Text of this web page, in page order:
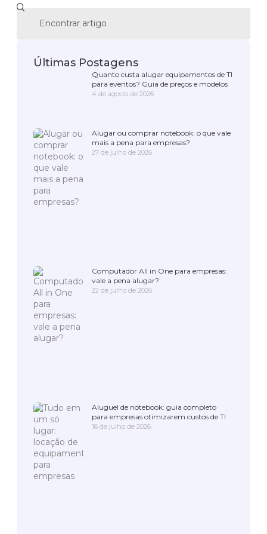
Últimas Postagens
Quanto custa alugar equipamentos de TI
para eventos? Guia de preços e modelos
4 de agosto de 2026
Alugar ou comprar notebook: o que vale
mais a pena para empresas?
27 de julho de 2026
Computador All in One para empresas:
vale a pena alugar?
22 de julho de 2026
Aluguel de notebook: guia completo
para empresas otimizarem custos de TI
16 de julho de 2026